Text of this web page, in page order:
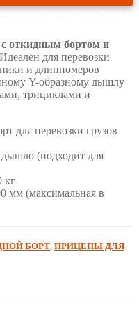
откидным бортом и
Идеален для перевозки
и длинномеров
Y-образному дышлу
трициклами и
для перевозки грузов
(подходит для
кг
мм (максимальная в
БОРТ, ПРИЦЕПЫ ДЛЯ